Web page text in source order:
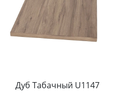
Дуб Табачный U1147